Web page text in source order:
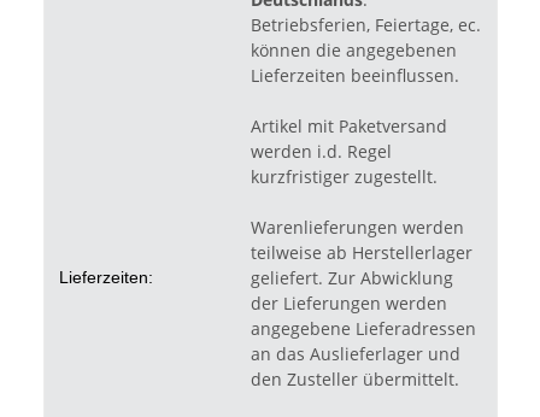
Lieferzeiten:
Betriebsferien, Feiertage, ec.
können die angegebenen
Lieferzeiten beeinflussen.
Artikel mit Paketversand
werden i.d. Regel
kurzfristiger zugestellt.
Warenlieferungen werden
teilweise ab Herstellerlager
geliefert. Zur Abwicklung
der Lieferungen werden
angegebene Lieferadressen
an das Auslieferlager und
den Zusteller übermittelt.